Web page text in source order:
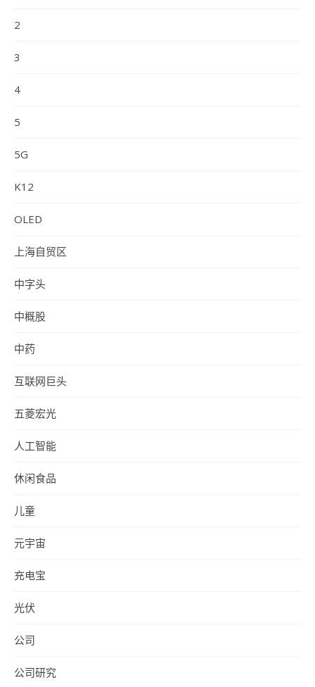
2
3
4
5
5G
K12
OLED
上海自贸区
中字头
中概股
中药
互联网巨头
五菱宏光
人工智能
休闲食品
儿童
元宇宙
充电宝
光伏
公司
公司研究